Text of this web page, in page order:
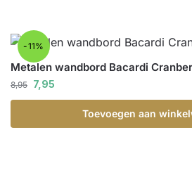
-11%
Metalen wandbord Bacardi
8,95 7,95
Toevoegen aan